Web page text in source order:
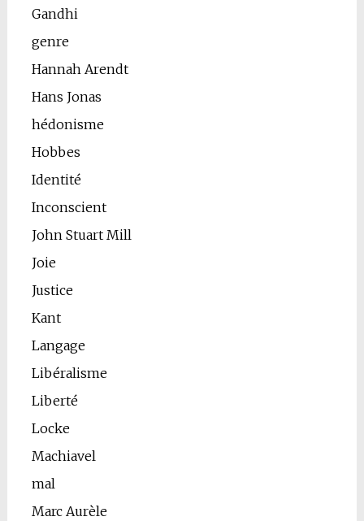
Gandhi
genre
Hannah Arendt
Hans Jonas
hédonisme
Hobbes
Identité
Inconscient
John Stuart Mill
Joie
Justice
Kant
Langage
Libéralisme
Liberté
Locke
Machiavel
mal
Marc Aurèle